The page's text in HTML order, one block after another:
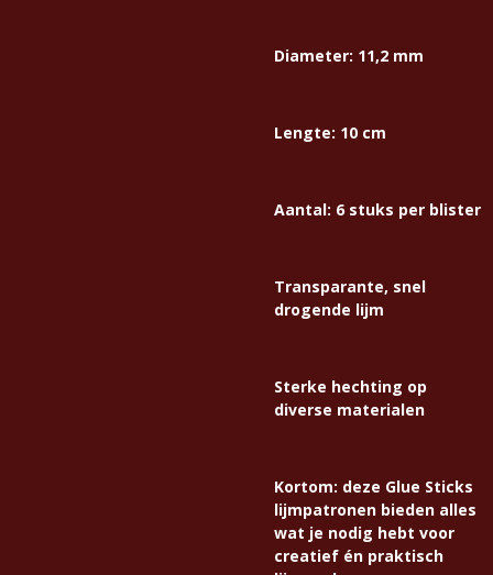
Diameter: 11,2 mm
Lengte: 10 cm
Aantal: 6 stuks per blister
Transparante, snel
drogende lijm
Sterke hechting op
diverse materialen
Kortom: deze Glue Sticks
lijmpatronen bieden alles
wat je nodig hebt voor
creatief én praktisch